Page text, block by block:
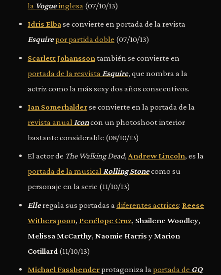
la Vogueinglesa (07/10/13)
Idris Elbase convierte en portada de la revista
Esquirepor partida doble (07/10/13)
Scarlett Johansson también se convierte en
portada de la resvista Esquire, que nombra a la
actriz como la más sexy dos años consecutivos.
Ian Somerhalderse convierte en la portada de la
revista anualIconcon un photoshoot interior
bastante considerable (08/10/13)
El actor de The Walking Dead,Andrew Lincoln, es la
portada de la musicalRolling Stonecomo su
personaje en la serie (11/10/13)
Elleregala sus portadas a diferentes actrices: Reese
Witherspoon, Penélope Cruz, Shailene Woodley,
Melissa McCarthy, Naomie Harris yMarion
Cotillard (11/10/13)
Michael Fassbenderprotagoniza la portada de GQ